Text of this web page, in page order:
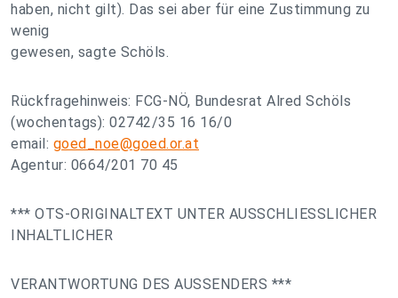
haben, nicht gilt). Das sei aber für eine Zustimmung zu
wenig
gewesen, sagte Schöls.
Rückfragehinweis: FCG-NÖ, Bundesrat Alred Schöls
(wochentags): 02742/35 16 16/0
email: goed_noe@goed.or.at
Agentur: 0664/201 70 45
*** OTS-ORIGINALTEXT UNTER AUSSCHLIESSLICHER
INHALTLICHER
VERANTWORTUNG DES AUSSENDERS ***